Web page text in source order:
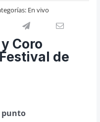
En vivo
Coro
de
punto